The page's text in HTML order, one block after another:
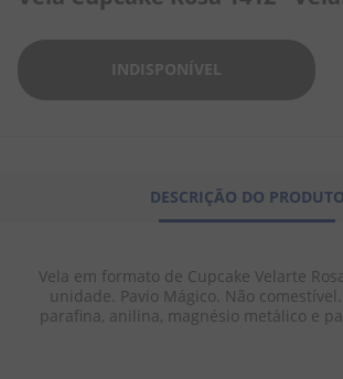
INDISPONÍVEL
DESCRIÇÃO DO PRODUTO
Vela em formato de Cupcake Velarte
unidade. Pavio Mágico. Não
parafina, anilina, magnésio metálico e
6º
9º
doce leite